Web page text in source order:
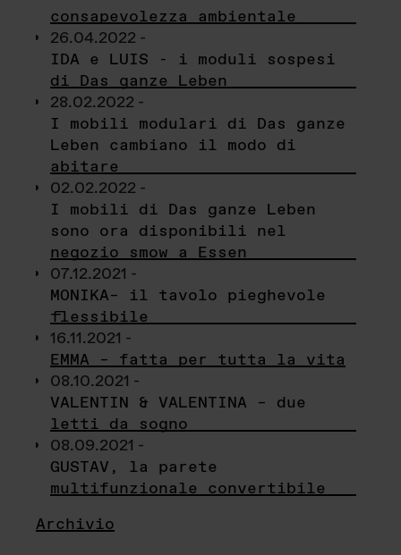
consapevolezza ambientale
26.04.2022 -
IDA e LUIS - i moduli sospesi
di Das ganze Leben
28.02.2022 -
I mobili modulari di Das ganze
Leben cambiano il modo di
abitare
02.02.2022 -
I mobili di Das ganze Leben
sono ora disponibili nel
negozio smow a Essen
07.12.2021 -
MONIKA– il tavolo pieghevole
flessibile
16.11.2021 -
EMMA – fatta per tutta la vita
08.10.2021 -
VALENTIN & VALENTINA – due
letti da sogno
08.09.2021 -
GUSTAV, la parete
multifunzionale convertibile
Archivio